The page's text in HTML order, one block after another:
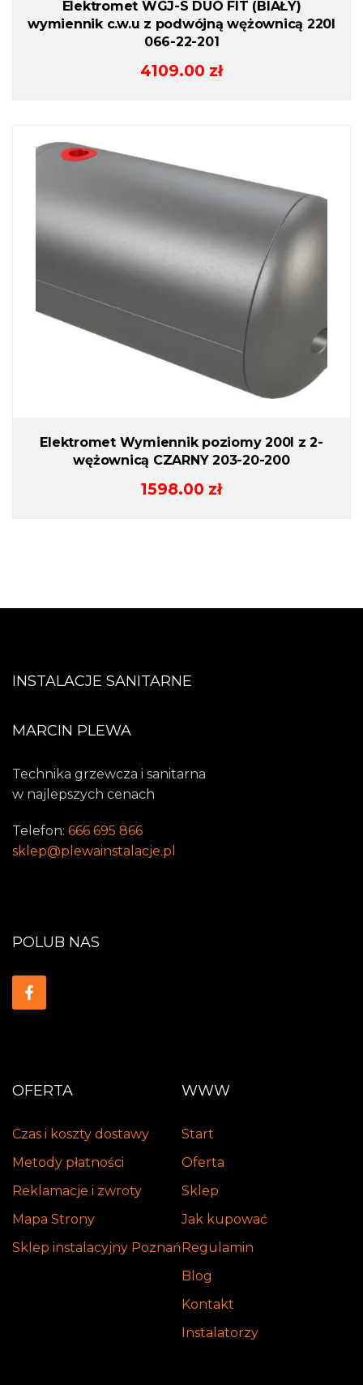
Elektromet WGJ-S DUO FIT (BIAŁY)
wymiennik c.w.u z podwójną wężownicą 220l
066-22-201
4109.00 zł
Elektromet Wymiennik poziomy 200l z 2-
wężownicą CZARNY 203-20-200
1598.00 zł
INSTALACJE SANITARNE
MARCIN PLEWA
Technika grzewcza i sanitarna
w najlepszych cenach
Telefon: 666 695 866
sklep@plewainstalacje.pl
OFERTA
Czas i koszty dostawy
Metody płatności
Reklamacje i zwroty
Mapa Strony
Sklep instalacyjny Poznań
WWW
Start
Oferta
Sklep
Jak kupować
Regulamin
Blog
Kontakt
Instalatorzy
POLUB NAS